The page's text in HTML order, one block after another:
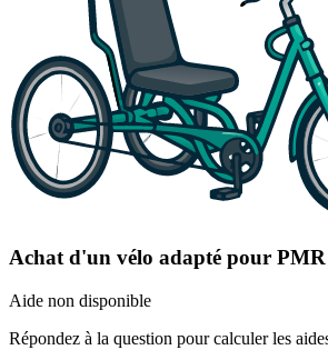
Achat d'un vélo adapté pour PMR
Aide non disponible
Répondez à la question pour calculer les